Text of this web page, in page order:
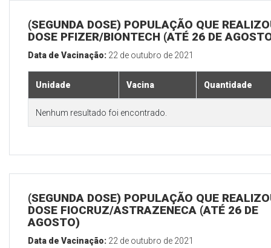
(SEGUNDA DOSE) POPULAÇÃO QUE
DOSE PFIZER/BIONTECH (ATÉ 26 DE
Data de Vacinação: 22 de outubro de 2021
Unidade Vacina Quantidade
Nenhum resultado foi encontrado.
(SEGUNDA DOSE) POPULAÇÃO QUE
DOSE FIOCRUZ/ASTRAZENECA (ATÉ 26 DE
AGOSTO)
Data de Vacinação: 22 de outubro de 2021